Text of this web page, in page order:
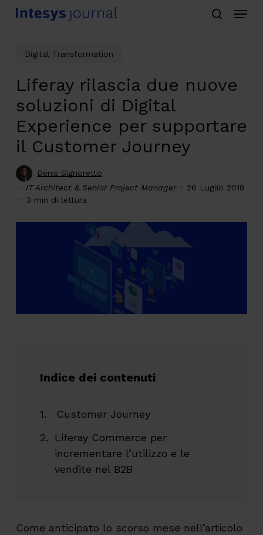
Skip
Menu
Digital Transformation
Liferay rilascia due nuove
soluzioni di Digital
Experience per supportare
il Customer Journey
Denis Signoretto
IT Architect & Senior Project Manager
26 Luglio 2018
3 min di lettura
Indice dei contenuti
Customer Journey
Liferay Commerce per
incrementare l’utilizzo e le
vendite nel B2B
Come anticipato lo scorso mese nell’articolo